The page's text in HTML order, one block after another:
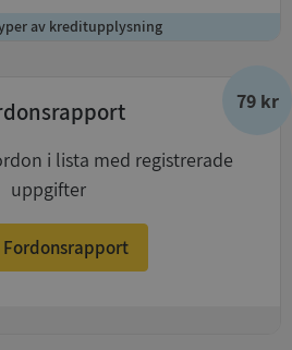
av kreditupplysning
79 kr
i lista med registrerade
uppgifter
Fordonsrapport